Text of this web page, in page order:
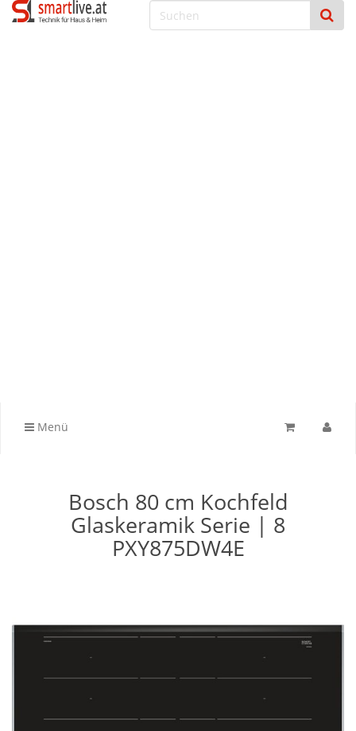
Menü
Bosch 80 cm Kochfeld
Glaskeramik Serie | 8
PXY875DW4E